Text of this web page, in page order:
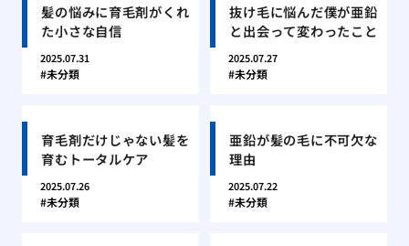
髪の悩みに育毛剤がくれ
た小さな自信
2025.07.31
未分類
抜け毛に悩んだ僕が亜鉛
と出会って変わったこと
2025.07.27
未分類
育毛剤だけじゃない髪を
育むトータルケア
2025.07.26
未分類
亜鉛が髪の毛に不可欠な
理由
2025.07.22
未分類